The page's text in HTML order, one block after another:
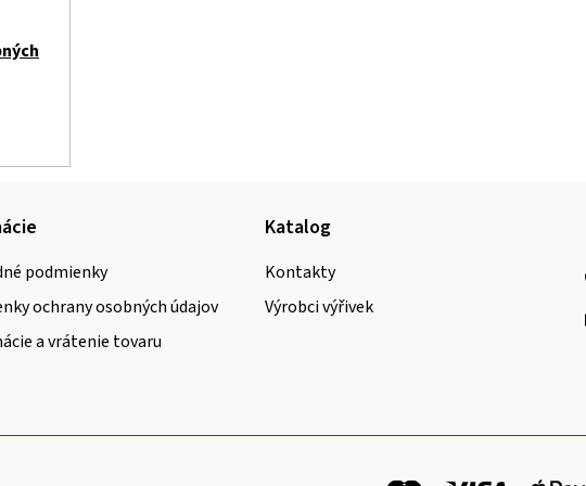
podmienky
ochrany osobných údajov
a vrátenie tovaru
Katalog
Kontakty
Výrobci výřivek